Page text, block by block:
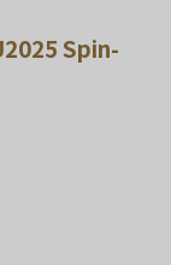
Spin-